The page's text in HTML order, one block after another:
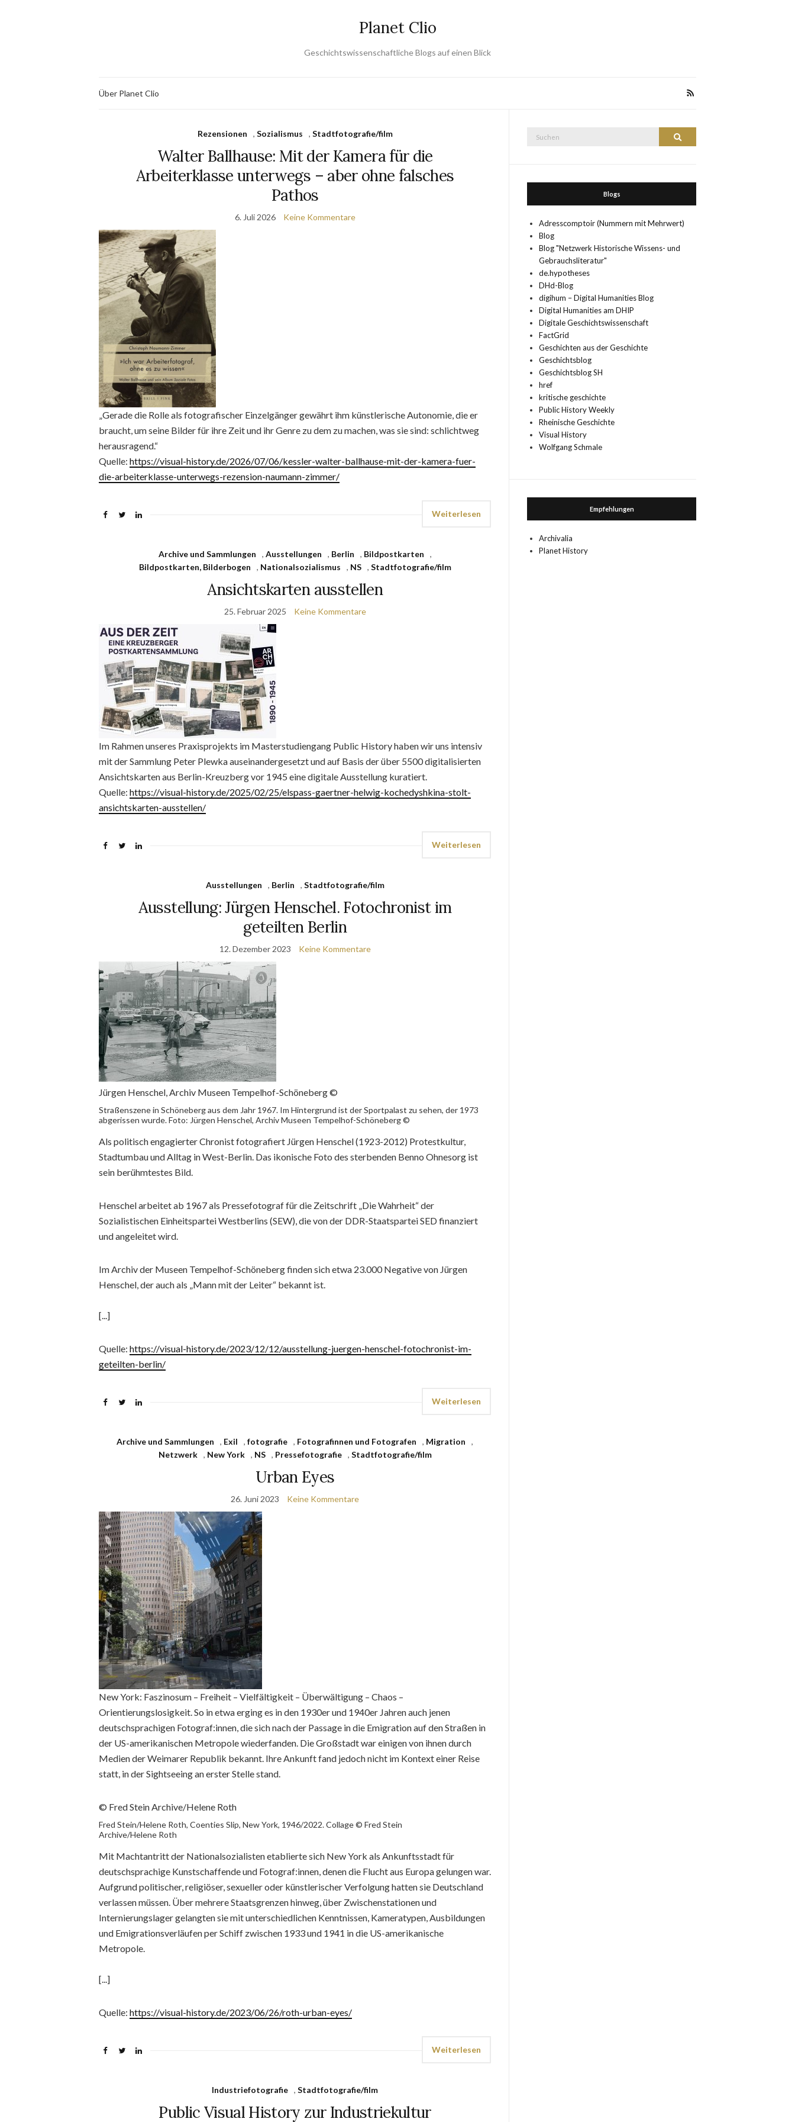
Planet Clio
Geschichtswissenschaftliche Blogs auf einen Blick
Über Planet Clio
Rezensionen , Sozialismus , Stadtfotografie/film
Walter Ballhause: Mit der Kamera für die
Arbeiterklasse unterwegs – aber ohne falsches
Pathos
6. Juli 2026 Keine Kommentare
„Gerade die Rolle als fotografischer Einzelgänger gewährt ihm künstlerische Autonomie, die er
braucht, um seine Bilder für ihre Zeit und ihr Genre zu dem zu machen, was sie sind: schlichtweg
herausragend.“
Quelle: https://visual-history.de/2026/07/06/kessler-walter-ballhause-mit-der-kamera-fuer-
die-arbeiterklasse-unterwegs-rezension-naumann-zimmer/
Weiterlesen
Archive und Sammlungen , Ausstellungen , Berlin , Bildpostkarten
,
Bildpostkarten, Bilderbogen
, Nationalsozialismus , NS , Stadtfotografie/film
Ansichtskarten ausstellen
25. Februar 2025 Keine Kommentare
Im Rahmen unseres Praxisprojekts im Masterstudiengang Public History haben wir uns intensiv
mit der Sammlung Peter Plewka auseinandergesetzt und auf Basis der über 5500 digitalisierten
Ansichtskarten aus Berlin-Kreuzberg vor 1945 eine digitale Ausstellung kuratiert.
Quelle: https://visual-history.de/2025/02/25/elspass-gaertner-helwig-kochedyshkina-stolt-
ansichtskarten-ausstellen/
Weiterlesen
Ausstellungen , Berlin , Stadtfotografie/film
Ausstellung: Jürgen Henschel. Fotochronist im
geteilten Berlin
12. Dezember 2023 Keine Kommentare
Jürgen Henschel, Archiv Museen Tempelhof-Schöneberg ©
Straßenszene in Schöneberg aus dem Jahr 1967. Im Hintergrund ist der Sportpalast zu sehen, der 1973
abgerissen wurde. Foto: Jürgen Henschel, Archiv Museen Tempelhof-Schöneberg ©
Als politisch engagierter Chronist fotografiert Jürgen Henschel (1923-2012) Protestkultur,
Stadtumbau und Alltag in West-Berlin. Das ikonische Foto des sterbenden Benno Ohnesorg ist
sein berühmtestes Bild.
Henschel arbeitet ab 1967 als Pressefotograf für die Zeitschrift „Die Wahrheit“ der
Sozialistischen Einheitspartei Westberlins (SEW), die von der DDR-Staatspartei SED finanziert
und angeleitet wird.
Im Archiv der Museen Tempelhof-Schöneberg finden sich etwa 23.000 Negative von Jürgen
Henschel, der auch als „Mann mit der Leiter“ bekannt ist.
[...]
Quelle: https://visual-history.de/2023/12/12/ausstellung-juergen-henschel-fotochronist-im-
geteilten-berlin/
Weiterlesen
Archive und Sammlungen , Exil ,fotografie , Fotografinnen und Fotografen , Migration
,
Netzwerk
, New York , NS , Pressefotografie , Stadtfotografie/film
Urban Eyes
26. Juni 2023 Keine Kommentare
New York: Faszinosum – Freiheit – Vielfältigkeit – Überwältigung – Chaos –
Orientierungslosigkeit. So in etwa erging es in den 1930er und 1940er Jahren auch jenen
deutschsprachigen Fotograf:innen, die sich nach der Passage in die Emigration auf den Straßen in
der US-amerikanischen Metropole wiederfanden. Die Großstadt war einigen von ihnen durch
Medien der Weimarer Republik bekannt. Ihre Ankunft fand jedoch nicht im Kontext einer Reise
statt, in der Sightseeing an erster Stelle stand.
© Fred Stein Archive/Helene Roth
Fred Stein/Helene Roth, Coenties Slip, New York, 1946/2022. Collage © Fred Stein
Archive/Helene Roth
Mit Machtantritt der Nationalsozialisten etablierte sich New York als Ankunftsstadt für
deutschsprachige Kunstschaffende und Fotograf:innen, denen die Flucht aus Europa gelungen war.
Aufgrund politischer, religiöser, sexueller oder künstlerischer Verfolgung hatten sie Deutschland
verlassen müssen. Über mehrere Staatsgrenzen hinweg, über Zwischenstationen und
Internierungslager gelangten sie mit unterschiedlichen Kenntnissen, Kameratypen, Ausbildungen
und Emigrationsverläufen per Schiff zwischen 1933 und 1941 in die US-amerikanische
Metropole.
[...]
Quelle: https://visual-history.de/2023/06/26/roth-urban-eyes/
Weiterlesen
Industriefotografie ,Stadtfotografie/film
Public Visual History zur Industriekultur
Suchen
Blogs
Adresscomptoir (Nummern mit Mehrwert)
Blog
Blog "Netzwerk Historische Wissens- und
Gebrauchsliteratur"
de.hypotheses
DHd-Blog
digihum – Digital Humanities Blog
Digital Humanities am DHIP
Digitale Geschichtswissenschaft
FactGrid
Geschichten aus der Geschichte
Geschichtsblog
Geschichtsblog SH
href
kritische geschichte
Public History Weekly
Rheinische Geschichte
Visual History
Wolfgang Schmale
Empfehlungen
Archivalia
Planet History